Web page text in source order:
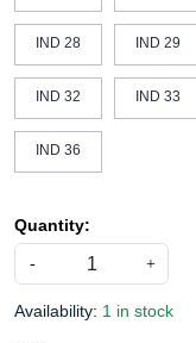
IND 28 IND 29
IND 32 IND 33
IND 36
Quantity:
- +
Availability: 1 in stock